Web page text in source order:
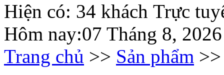
Hiện có: 34 khách Trực
Hôm nay:07 Tháng 8, 2026
Trang chủ >> Sản phẩm